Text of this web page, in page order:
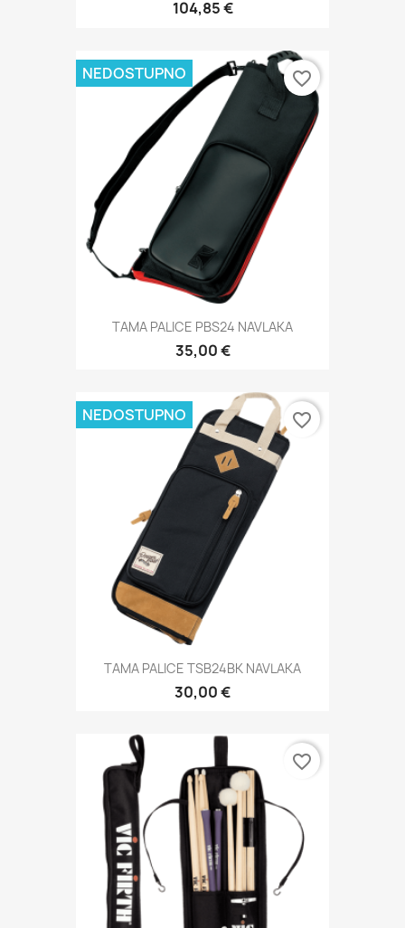
104,85 €
TAMA PALICE PBS24 NAVLAKA
35,00 €
NEDOSTUPNO favorite_border
TAMA PALICE TSB24BK NAVLAKA
30,00 €
NEDOSTUPNO favorite_border
favorite_border